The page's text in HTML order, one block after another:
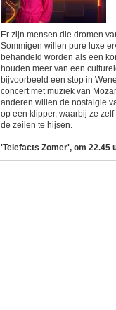
Er zijn mensen die dromen
Sommigen willen pure luxe
behandeld worden als een
houden meer van een
bijvoorbeeld een stop in
concert met muziek van
anderen willen de nostalgie
op een klipper, waarbij ze
de zeilen te hijsen.
'Telefacts Zomer', om 22.45